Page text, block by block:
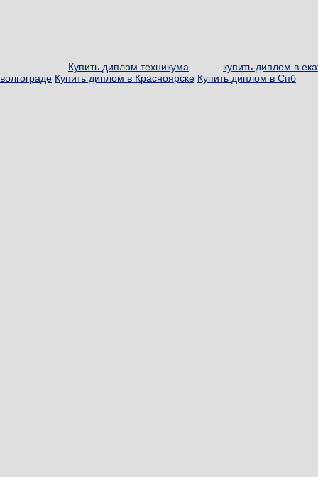
Купить диплом техникума
купить диплом в
волгограде Купить диплом в Красноярске Купить диплом в Спб